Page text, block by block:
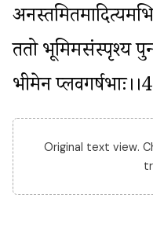
ततो भूमिमसंस्पृश्य
भीमेन
Original text view.